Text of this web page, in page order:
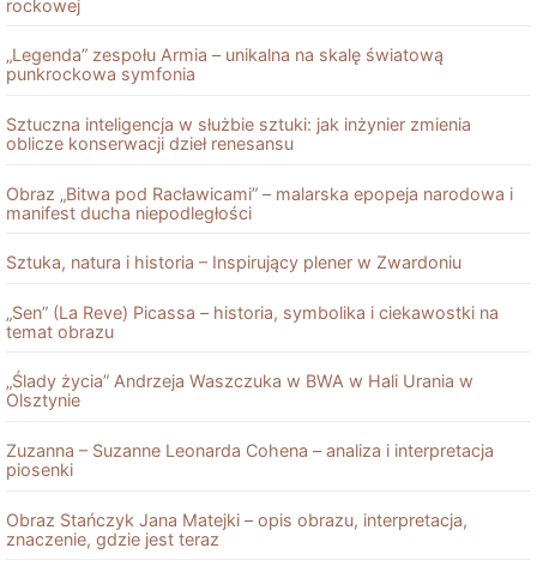
rockowej
„Legenda” zespołu Armia – unikalna na skalę światową
punkrockowa symfonia
Sztuczna inteligencja w służbie sztuki: jak inżynier zmienia
oblicze konserwacji dzieł renesansu
Obraz „Bitwa pod Racławicami” – malarska epopeja narodowa i
manifest ducha niepodległości
Sztuka, natura i historia – Inspirujący plener w Zwardoniu
„Sen” (La Reve) Picassa – historia, symbolika i ciekawostki na
temat obrazu
„Ślady życia” Andrzeja Waszczuka w BWA w Hali Urania w
Olsztynie
Zuzanna – Suzanne Leonarda Cohena – analiza i interpretacja
piosenki
Obraz Stańczyk Jana Matejki – opis obrazu, interpretacja,
znaczenie, gdzie jest teraz